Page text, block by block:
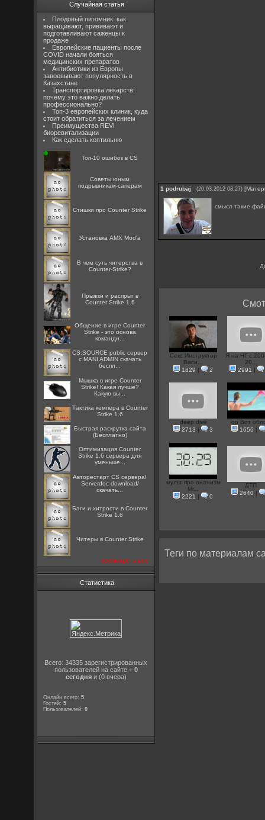
Случайная статья
Плодовый питомник: как
выращивают, прививают и
подготавливают саженцы к
продаже
Европейские пациенты после
COVID начали бояться
медицинских препаратов
Антибиотики из Европы
завоевывают популярность в
Казахстане
Транспортировка лекарств:
почему это важно делать
профессионально?
Топ-3 европейских клиник, куда
стоит обратиться за лечением
Преимущества REVI
биоревитализации
Как сделать коптильню
Топ-10 ошибок в CS
Советы юным
подрывникам-саперам
Стишки про Counter Strike
Установка AMX Mod'a
В чем суть читерства в
Counter-Strike?
Прыжки и распрыг в
Counter Strike 1.6
Общение в игре Counter
Strike - это основа
командн...
CS:SOURCE public сервер
с MANI ADMIN скачать
беспл...
Мышка в игре Counter
Strike! Какая лучше?
Какую вы...
Тактика кемпера в Counter
Strike 1.6
Быстрая раскрутка сайта
(Бесплатно)
Оптимизация Counter
Strike 1.6 сервера для
уменьше...
Авторестарт CS сервера!
Serverdoc download/
скачать...
Баги и хитрости в Counter
Strike 1.6
Читеры в Counter Strike
посмотреть все
Статистика
Всего: 34335 зарегистрированных
пользователей на сайте + 0
сегодняи (0 вчера)
Онлайн всего:5
Гостей:5
Пользователей:0
1 podrubaj (20.03.2012 08:27) [
смысл такие
Секс Инструктор
Васи...
1829 | 2
Я на НГ с
20...
2991 |
deep dive
2713 | 3
oo Вот
1656 |
мульт про онанизм
Mr...
2221 | 0
ДТП
2640 |
Теги по материалам